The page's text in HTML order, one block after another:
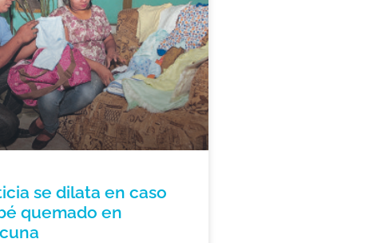
se dilata en caso
quemado en